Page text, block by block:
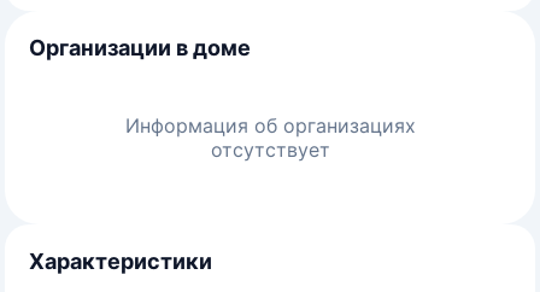
Организации в доме
Информация об организациях
отсутствует
Характеристики